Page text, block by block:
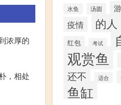
浓厚的
，相处
水鱼 汤圆
疫情 的人
红包 考试
观赏鱼
还不 适合
鱼缸